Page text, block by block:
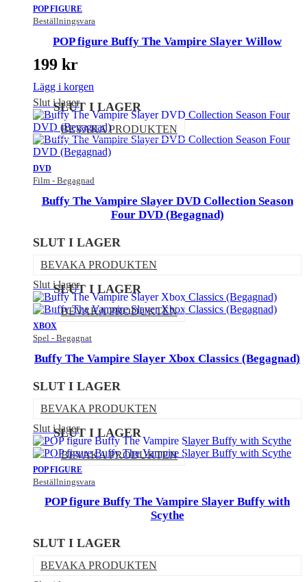
POP FIGURE
Beställningsvara
POP figure Buffy The Vampire Slayer Willow
199 kr
Lägg i korgen
Slut i lager
DVD
Film - Begagnad
SLUT I LAGER
BEVAKA PRODUKTEN
Buffy The Vampire Slayer DVD Collection Season
Four DVD (Begagnad)
SLUT I LAGER
BEVAKA PRODUKTEN
Slut i lager
XBOX
Spel - Begagnat
SLUT I LAGER
BEVAKA PRODUKTEN
Buffy The Vampire Slayer Xbox Classics (Begagnad)
SLUT I LAGER
BEVAKA PRODUKTEN
Slut i lager
POP FIGURE
Beställningsvara
SLUT I LAGER
BEVAKA PRODUKTEN
POP figure Buffy The Vampire Slayer Buffy with
Scythe
SLUT I LAGER
BEVAKA PRODUKTEN